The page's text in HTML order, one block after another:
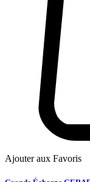
Ajouter aux Favoris